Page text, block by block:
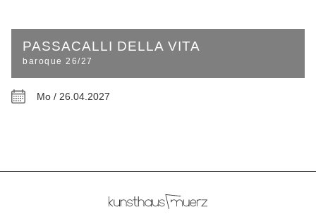
PASSACALLI DELLA VITA
baroque 26/27
Mo / 26.04.2027